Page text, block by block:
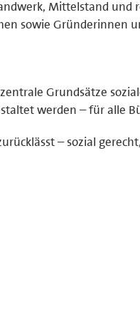
Mittelstand und
sowie Gründerinnen
Grundsätze
werden – für alle
– sozial